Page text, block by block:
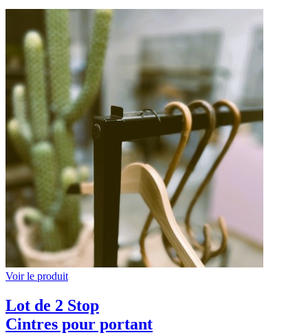
Voir le produit
Lot de 2 Stop
Cintres pour portant